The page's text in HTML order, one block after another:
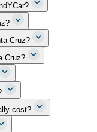
Cruz?
Cruz?
cost?